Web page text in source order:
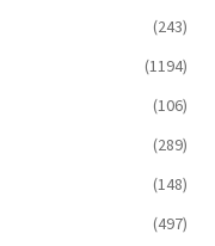
(243)
(1194)
(106)
(289)
(148)
(497)